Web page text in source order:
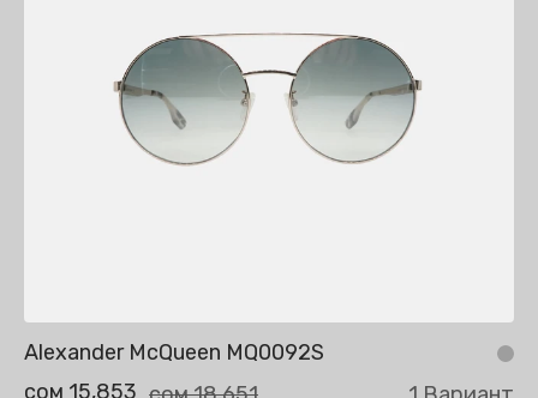
Alexander McQueen MQ0092S
сом 15,853